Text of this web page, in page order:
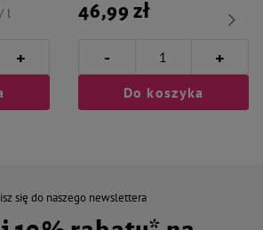
l
+
46,99 zł
- +
Do koszyka
się do naszego newslettera